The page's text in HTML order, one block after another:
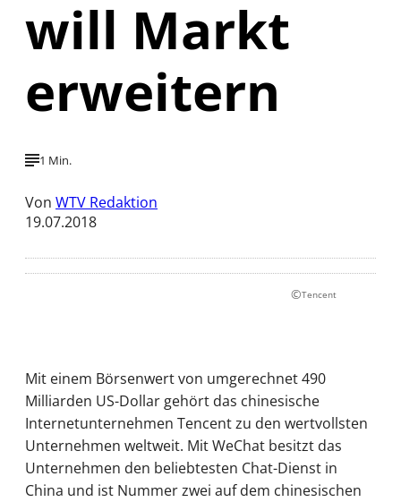
will Markt
erweitern
1 Min.
Von WTV Redaktion
19.07.2018
©Tencent
Mit einem Börsenwert von umgerechnet 490
Milliarden US-Dollar gehört das chinesische
Internetunternehmen Tencent zu den wertvollsten
Unternehmen weltweit. Mit WeChat besitzt das
Unternehmen den beliebtesten Chat-Dienst in
China und ist Nummer zwei auf dem chinesischen